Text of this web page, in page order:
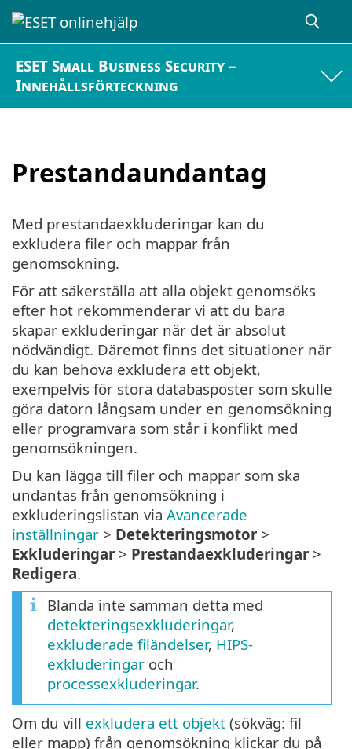
ESET Small Business Security –
Innehållsförteckning
Prestandaundantag
Med prestandaexkluderingar kan du
exkludera filer och mappar från
genomsökning.
För att säkerställa att alla objekt genomsöks
efter hot rekommenderar vi att du bara
skapar exkluderingar när det är absolut
nödvändigt. Däremot finns det situationer när
du kan behöva exkludera ett objekt,
exempelvis för stora databasposter som skulle
göra datorn långsam under en genomsökning
eller programvara som står i konflikt med
genomsökningen.
Du kan lägga till filer och mappar som ska
undantas från genomsökning i
exkluderingslistan via Avancerade
inställningar > Detekteringsmotor >
Exkluderingar > Prestandaexkluderingar >
Redigera.
Blanda inte samman detta med
detekteringsexkluderingar,
exkluderade filändelser, HIPS-
exkluderingar och
processexkluderingar.
Om du vill exkludera ett objekt (sökväg: fil
eller mapp) från genomsökning klickar du på